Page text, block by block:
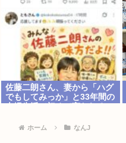
佐藤二朗さん、妻から「ハグ
でもしてみっか」と33年間の
ホーム なんJ